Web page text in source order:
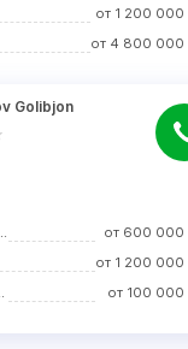
от 1 200 000
от 4 800 000
Golibjon
/ Facebook от 600 000
от 1 200 000
media
от 100 000